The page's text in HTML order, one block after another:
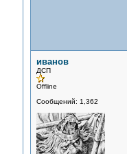
иванов
ДСП
Offline
Сообщений: 1,362